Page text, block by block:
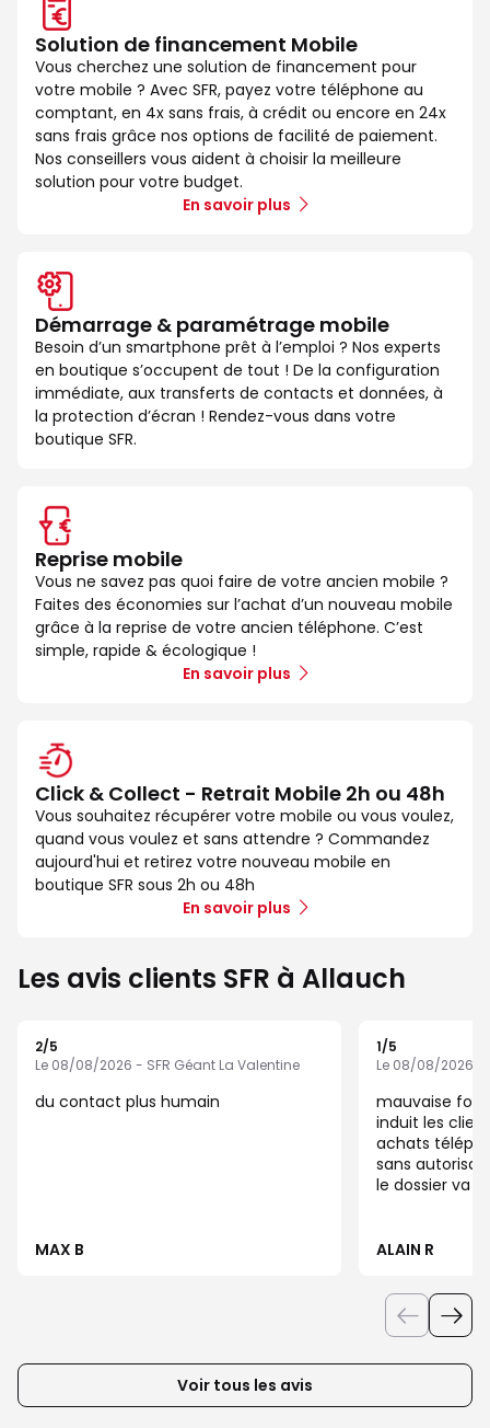
Solution de financement Mobile
Vous cherchez une solution de financement pour
votre mobile ? Avec SFR, payez votre téléphone au
comptant, en 4x sans frais, à crédit ou encore en 24x
sans frais grâce nos options de facilité de paiement.
Nos conseillers vous aident à choisir la meilleure
solution pour votre budget.
En savoir plus
Démarrage & paramétrage mobile
Besoin d’un smartphone prêt à l’emploi ? Nos experts
en boutique s’occupent de tout ! De la configuration
immédiate, aux transferts de contacts et données, à
la protection d’écran ! Rendez-vous dans votre
boutique SFR.
Reprise mobile
Vous ne savez pas quoi faire de votre ancien mobile ?
Faites des économies sur l’achat d’un nouveau mobile
grâce à la reprise de votre ancien téléphone. C’est
simple, rapide & écologique !
En savoir plus
Click & Collect - Retrait Mobile 2h ou 48h
Vous souhaitez récupérer votre mobile ou vous voulez,
quand vous voulez et sans attendre ? Commandez
aujourd'hui et retirez votre nouveau mobile en
boutique SFR sous 2h ou 48h
En savoir plus
Les avis clients SFR à Allauch
2/5
Le 08/08/2026 - SFR Géant La Valentine
du contact plus humain
MAX B
1/5
Le 08/08/2026 -
mauvaise foi,
induit les
achats
sans
le dossier va
ALAIN R
Voir tous les avis